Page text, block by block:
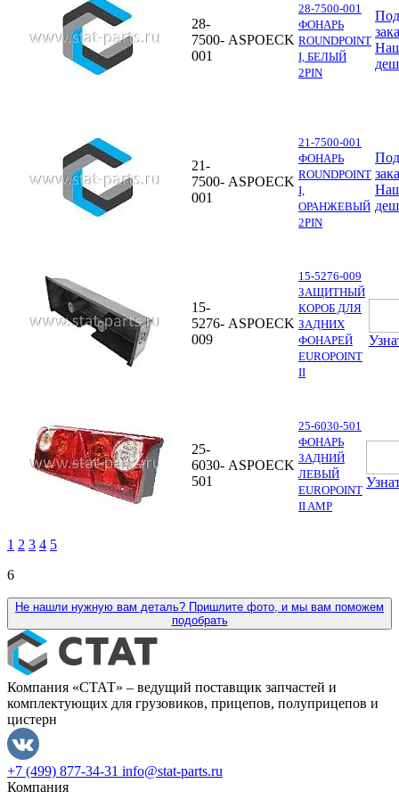
28-
7500-
001
ASPOECK
28-7500-001
ФОНАРЬ
ROUNDPOINT
I, БЕЛЫЙ
2PIN
Под
21-
7500-
001
ASPOECK
21-7500-001
ФОНАРЬ
ROUNDPOINT
I,
ОРАНЖЕВЫЙ
2PIN
Под
15-
5276-
009
ASPOECK
15-5276-009
ЗАЩИТНЫЙ
КОРОБ ДЛЯ
ЗАДНИХ
ФОНАРЕЙ
EUROPOINT
II
25-
6030-
501
ASPOECK
25-6030-501
ФОНАРЬ
ЗАДНИЙ
ЛЕВЫЙ
EUROPOINT
II AMP
1 2 3 4 5
6
Не нашли нужную вам деталь? Пришлите фото, и мы вам поможем
подобрать
Компания «СТАТ» – ведущий поставщик запчастей и
комплектующих для грузовиков, прицепов, полуприцепов и
цистерн
+7 (499) 877-34-31 info@stat-parts.ru
Компания